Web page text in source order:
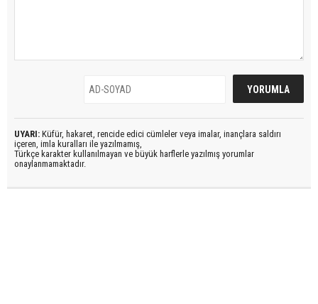
UYARI: Küfür, hakaret, rencide edici cümleler veya imalar, inançlara saldırı
içeren, imla kuralları ile yazılmamış,
Türkçe karakter kullanılmayan ve büyük harflerle yazılmış yorumlar
onaylanmamaktadır.